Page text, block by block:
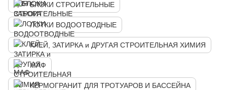
БЛОКИ СТРОИТЕЛЬНЫЕ
ЛОТКИ ВОДООТВОДНЫЕ
КЛЕЙ, ЗАТИРКА и ДРУГАЯ СТРОИТЕЛЬНАЯ ХИМИЯ
МАФ
КЕРМОГРАНИТ ДЛЯ ТРОТУАРОВ И БАССЕЙНА